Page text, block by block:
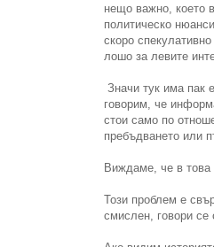
нещо важно, което
политическо
скоро
лошо за левите
Значи тук има пак
говорим, че
стои само по
пребъдването или
Виждаме, че в това
Този проблем е
смислен, говори се